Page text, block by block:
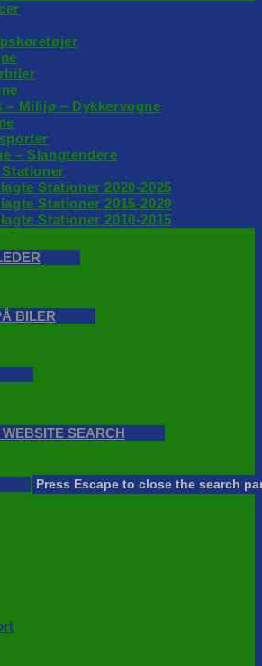
– Milijø – Dykkervogne
– Slangtendere
Stationer 2020-2025
Stationer 2015-2020
Stationer 2010-2015
BILER
SEARCH
Press Escape to close the search